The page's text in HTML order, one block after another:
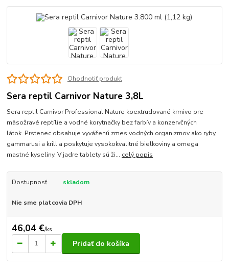
Ohodnotiť produkt
Sera reptil Carnivor Nature 3,8L
Sera reptil Carnivor Professional Nature koextrudované krmivo pre
mäsožravé reptílie a vodné korytnačky bez farbív a konzervčných
látok. Prstenec obsahuje vyváženú zmes vodných organizmov ako ryby,
gammarusi a krill a poskytuje vysokokvalitné bielkoviny a omega
mastné kyseliny. V jadre tablety sú ži... celý popis
Dostupnosť skladom
Nie sme platcovia DPH
46,04 €/ks
Pridať do košíka